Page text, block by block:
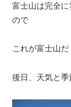
富士山は完全
ので
これが富士山だ
後日、天気と季